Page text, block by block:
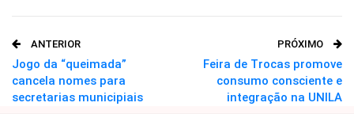
O email
ANTERIOR
Jogo da “queimada”
cancela nomes para
secretarias municipiais
PRÓXIMO
Feira de Trocas promove
consumo consciente e
integração na UNILA